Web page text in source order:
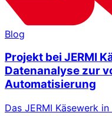
Blog
Projekt bei JERMI
Datenanalyse zur
Automatisierung
Das JERMI Käsewerk